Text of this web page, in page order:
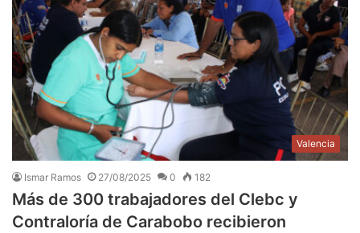
Valencia
Ismar Ramos 27/08/2025 0 182
Más de 300 trabajadores del Clebc y
Contraloría de Carabobo recibieron